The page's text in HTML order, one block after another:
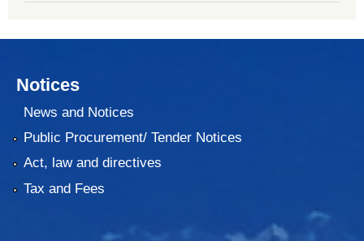
Notices
News and Notices
Public Procurement/ Tender Notices
Act, law and directives
Tax and Fees